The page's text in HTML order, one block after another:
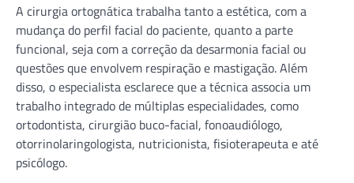
A cirurgia ortognática trabalha tanto a estética, com a
mudança do perfil facial do paciente, quanto a parte
funcional, seja com a correção da desarmonia facial ou
questões que envolvem respiração e mastigação. Além
disso, o especialista esclarece que a técnica associa um
trabalho integrado de múltiplas especialidades, como
ortodontista, cirurgião buco-facial, fonoaudiólogo,
otorrinolaringologista, nutricionista, fisioterapeuta e até
psicólogo.